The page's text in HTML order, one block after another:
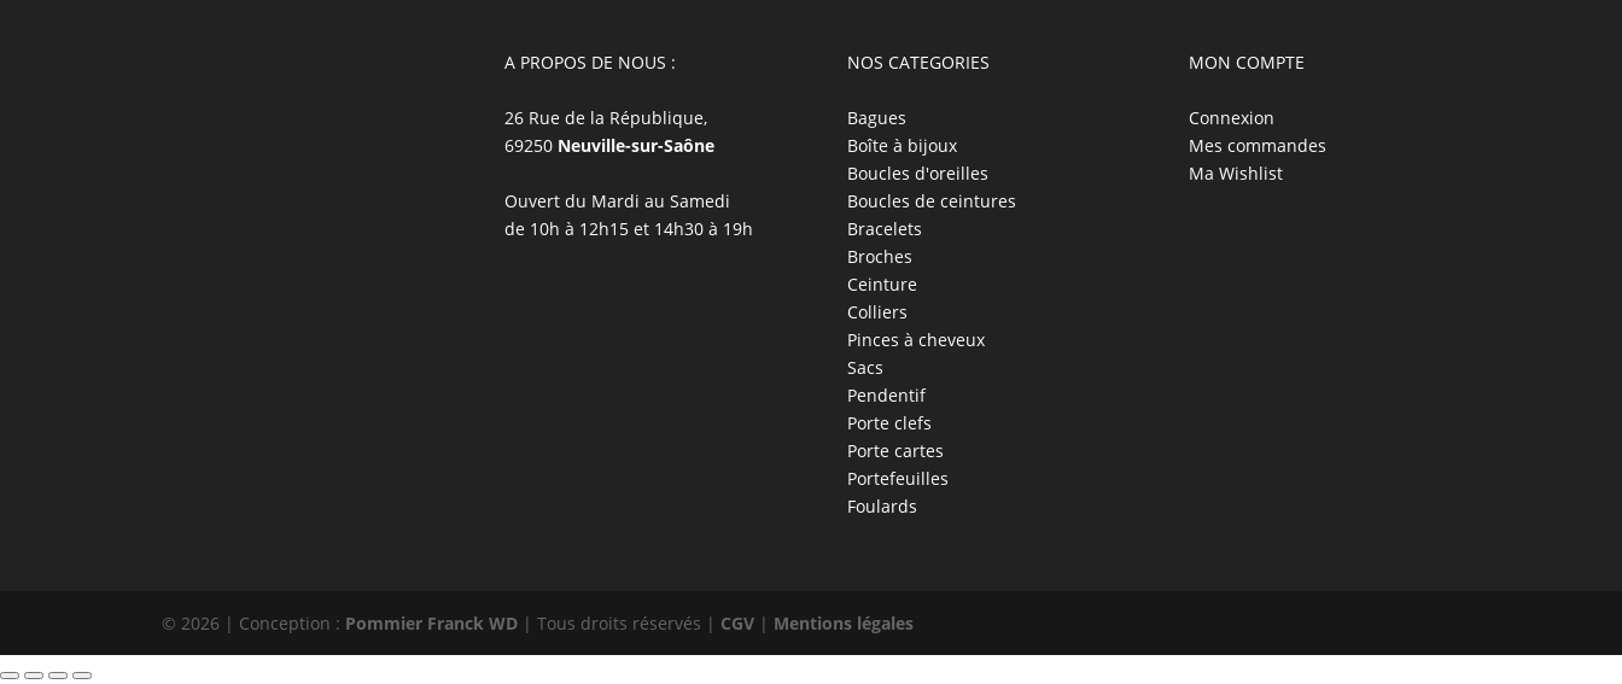
A PROPOS DE NOUS :
26 Rue de la République,
69250 Neuville-sur-Saône
Ouvert du Mardi au Samedi
de 10h à 12h15 et 14h30 à 19h
NOS CATEGORIES
Bagues
Boîte à bijoux
Boucles d'oreilles
Boucles de ceintures
Bracelets
Broches
Ceinture
Colliers
Pinces à cheveux
Sacs
Pendentif
Porte clefs
Porte cartes
Portefeuilles
Foulards
MON COMPTE
Connexion
Mes commandes
Ma Wishlist
© 2026 | Conception : Pommier Franck WD | Tous droits réservés | CGV | Mentions légales